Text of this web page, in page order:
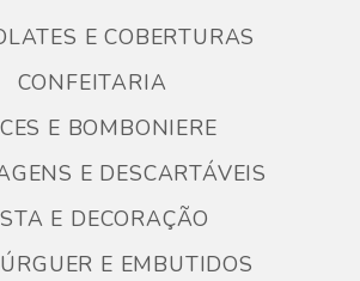
E COBERTURAS
CONFEITARIA
E BOMBONIERE
E DESCARTÁVEIS
E DECORAÇÃO
E EMBUTIDOS